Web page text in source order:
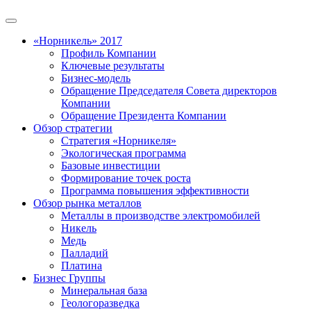
«Норникель» 2017
Профиль Компании
Ключевые результаты
Бизнес-модель
Обращение Председателя Совета директоров
Компании
Обращение Президента Компании
Обзор стратегии
Стратегия «Норникеля»
Экологическая программа
Базовые инвестиции
Формирование точек роста
Программа повышения эффективности
Обзор рынка металлов
Металлы в производстве электромобилей
Никель
Медь
Палладий
Платина
Бизнес Группы
Минеральная база
Геологоразведка